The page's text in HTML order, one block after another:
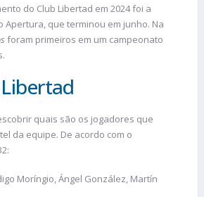
do Club Libertad em 2024 foi a
Apertura, que terminou em junho. Na
foram primeiros em um campeonato
quais são os jogadores que
da equipe. De acordo com o
Moríngio, Ángel González, Martín